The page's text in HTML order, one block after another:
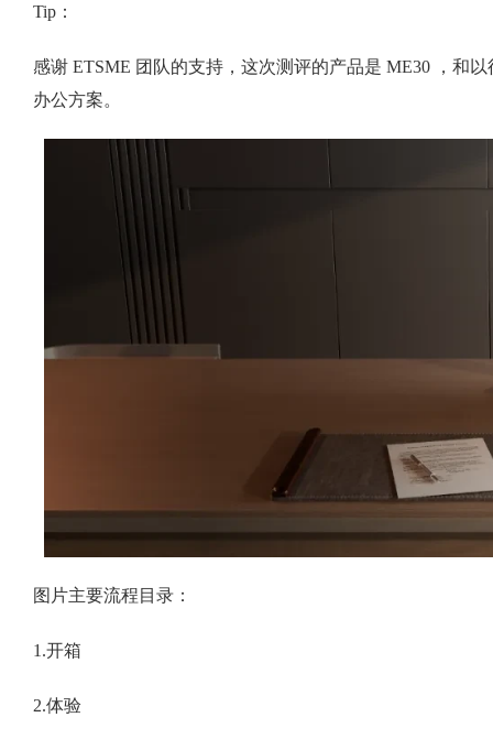
Tip：
感谢 ETSME 团队的支持，这次测评的产品是 ME30 ，和
办公方案。
图片主要流程目录：
1.开箱
2.体验